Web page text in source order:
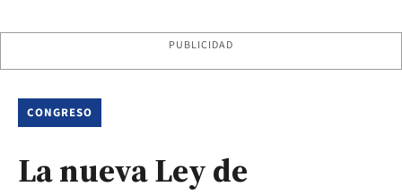
PUBLICIDAD
CONGRESO
La nueva Ley de